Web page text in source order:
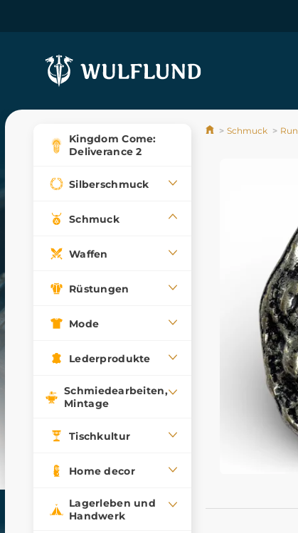
Kingdom Come:
Deliverance 2
Silberschmuck
Schmuck
Waffen
Rüstungen
Mode
Lederprodukte
Schmiedearbeiten,
Mintage
Tischkultur
Home decor
Lagerleben und
Handwerk
Schmuck